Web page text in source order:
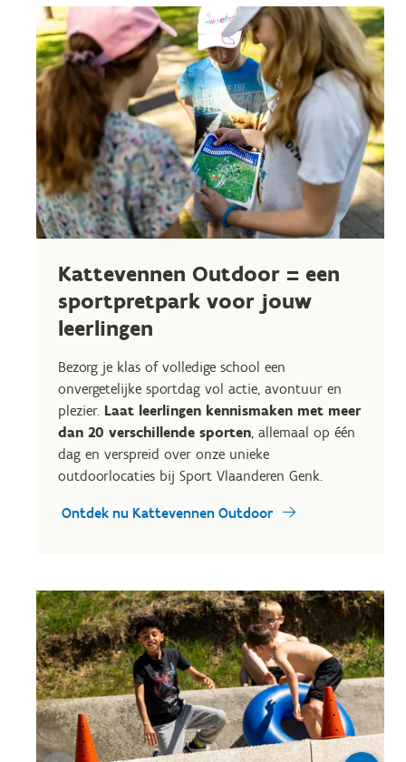
Kattevennen Outdoor = een
sportpretpark voor jouw
leerlingen
Bezorg je klas of volledige school een
onvergetelijke sportdag vol actie, avontuur en
plezier. Laat leerlingen kennismaken met meer
dan 20 verschillende sporten, allemaal op één
dag en verspreid over onze unieke
outdoorlocaties bij Sport Vlaanderen Genk.
Ontdek nu Kattevennen Outdoor